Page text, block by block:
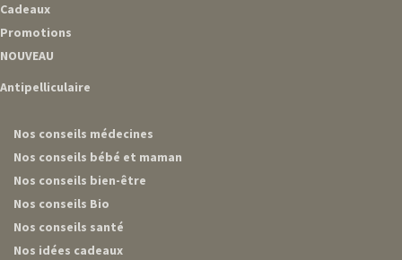
Cadeaux
Promotions
NOUVEAU
Antipelliculaire
Nos conseils médecines
Nos conseils bébé et maman
Nos conseils bien-être
Nos conseils Bio
Nos conseils santé
Nos idées cadeaux